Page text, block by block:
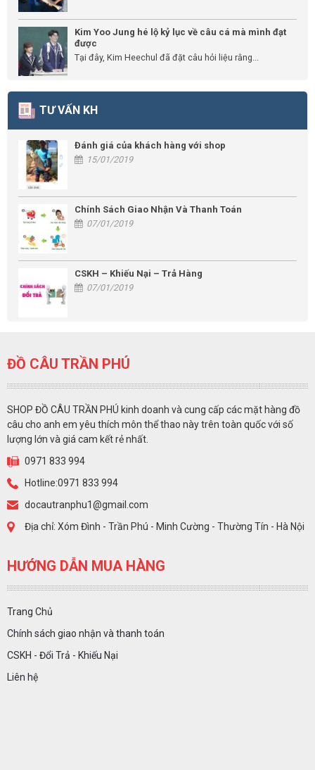
Kim Yoo Jung hé lộ kỷ lục về câu cá mà mình đạt
được
Tại đây, Kim Heechul đã đặt câu hỏi liệu rằng...
TƯ VẤN KH
Đánh giá của khách hàng với shop
15/01/2019
Chính Sách Giao Nhận Và Thanh Toán
07/01/2019
CSKH – Khiếu Nại – Trả Hàng
07/01/2019
ĐỒ CÂU TRẦN PHÚ
SHOP ĐỒ CÂU TRẦN PHÚ kinh doanh và cung cấp các mặt hàng đồ
câu cho anh em yêu thích môn thể thao này trên toàn quốc với số
lượng lớn và giá cam kết rẻ nhất.
0971 833 994
Hotline:0971 833 994
docautranphu1@gmail.com
Địa chỉ: Xóm Đình - Trần Phú - Minh Cường - Thường Tín - Hà Nội
HƯỚNG DẪN MUA HÀNG
Trang Chủ
Chính sách giao nhận và thanh toán
CSKH - Đổi Trả - Khiếu Nại
Liên hệ